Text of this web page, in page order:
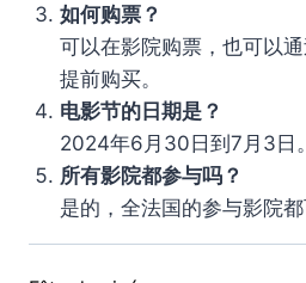
如何购票？
可以在影院购票，也可以
提前购买。
电影节的日期是？
2024年6月30日到7月3日。
所有影院都参与吗？
是的，全法国的参与影院都